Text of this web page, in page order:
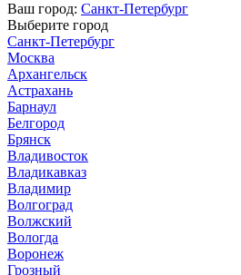
Ваш город: Санкт-Петербург
Выберите город
Санкт-Петербург
Москва
Архангельск
Астрахань
Барнаул
Белгород
Брянск
Владивосток
Владикавказ
Владимир
Волгоград
Волжский
Вологда
Воронеж
Грозный